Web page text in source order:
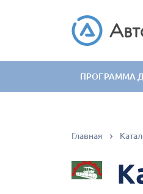
ПРОГРАММА
Главная